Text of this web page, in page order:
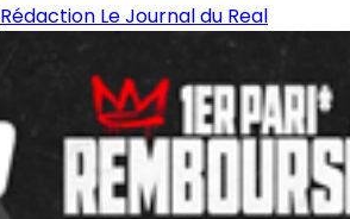
Rédaction Le Journal du Real